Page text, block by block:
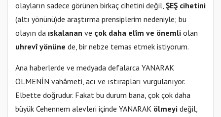
olayların sadece görünen birkaç cihetini değil, ŞEŞ cihetini
(altı yönünü)de araştırma prensiplerim nedeniyle; bu
olayın da ıskalanan ve çok daha elîm ve önemli olan
uhrevî yönüne de, bir nebze temas etmek istiyorum.
Ana haberlerde ve medyada defalarca YANARAK
ÖLMENİN vahâmeti, acı ve ıstırapları vurgulanıyor.
Elbette doğrudur. Fakat bu durum bana, çok çok daha
büyük Cehennem alevleri içinde YANARAK ölmeyi değil,